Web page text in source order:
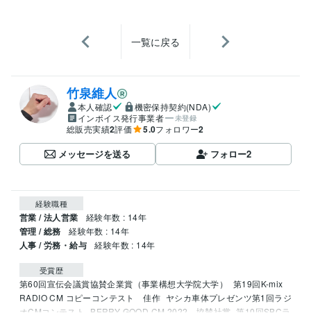
一覧に戻る
竹泉維人
本人確認
機密保持契約(NDA)
インボイス発行事業者
未登録
総販売実績2評価 5.0フォロワー2
メッセージを送る フォロー2
経験職種
営業 / 法人営業 経験年数 : 14年
管理 / 総務 経験年数 : 14年
人事 / 労務・給与 経験年数 : 14年
受賞歴
第60回宣伝会議賞協賛企業賞（事業構想大学院大学）
第19回K-mix
RADIO CM コピーコンテスト　佳作 ヤシカ車体プレゼンツ第1回ラジ